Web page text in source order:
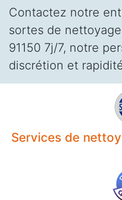
Contactez notre
sortes de
91150 7j/7, notre
discrétion et
Services de